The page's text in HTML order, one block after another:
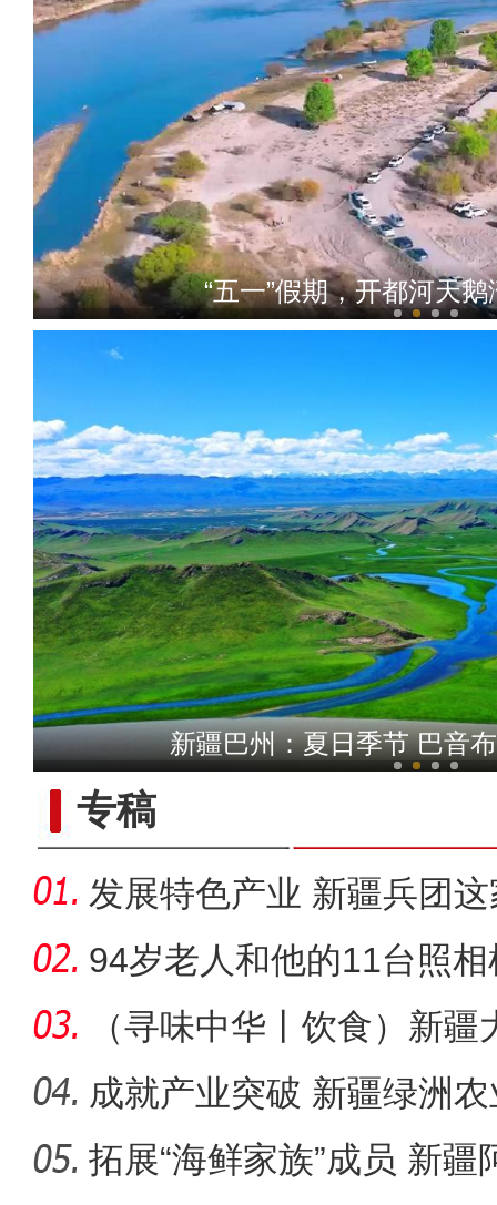
“五一”假期，开都河天
“阿克苏是个好地方·四季
十年·数说 经济
新疆巴州：夏日季节 巴音
专稿
发展特色产业 新疆兵团
现“南果
94岁老人和他的11台照相
（寻味中华丨饮食）新
的江湖
成就产业突破 新疆绿洲
菌”？
拓展“海鲜家族”成员 新